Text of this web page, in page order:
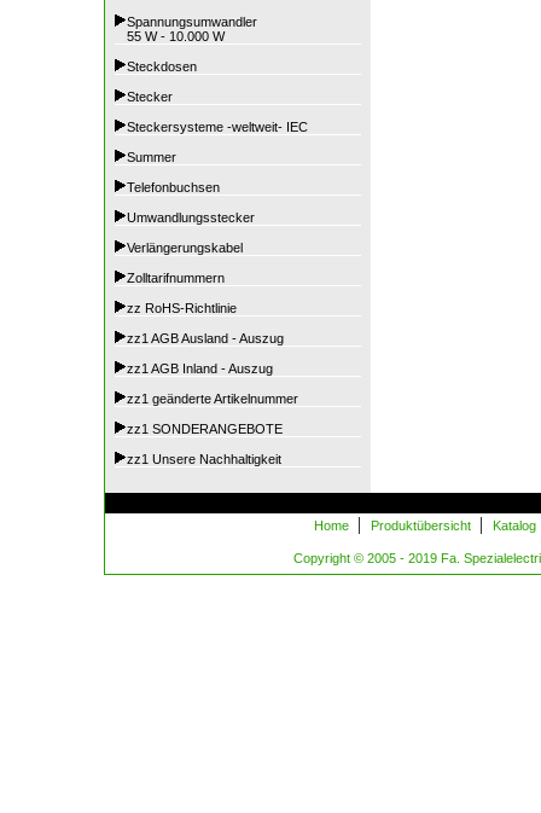
Spannungsumwandler
55 W - 10.000 W
Steckdosen
Stecker
Steckersysteme -weltweit- IEC
Summer
Telefonbuchsen
Umwandlungsstecker
Verlängerungskabel
Zolltarifnummern
zz RoHS-Richtlinie
zz1 AGB Ausland - Auszug
zz1 AGB Inland - Auszug
zz1 geänderte Artikelnummer
zz1 SONDERANGEBOTE
zz1 Unsere Nachhaltigkeit
Home | Produktübersicht | Katalog
Copyright © 2005 - 2019 Fa.